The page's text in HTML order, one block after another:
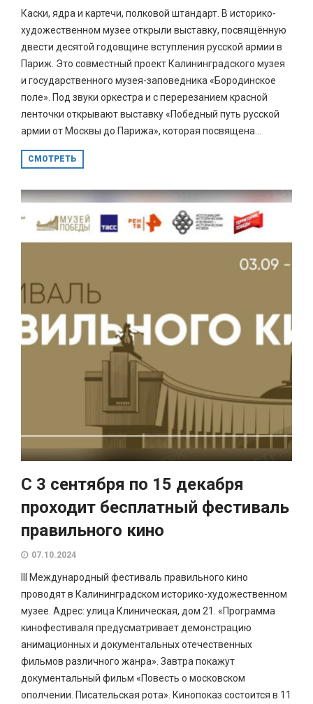
Каски, ядра и картечи, полковой штандарт. В историко-
художественном музее открыли выставку, посвящённую
двести десятой годовщине вступления русской армии в
Париж. Это совместный проект Калининградского музея
и государственного музея-заповедника «Бородинское
поле». Под звуки оркестра и с перерезанием красной
ленточки открывают выставку «Победный путь русской
армии от Москвы до Парижа», которая посвящена...
СМОТРЕТЬ
С 3 сентября по 15 декабря
проходит бесплатный фестиваль
правильного кино
07.10.2024
III Международный фестиваль правильного кино
проводят в Калининградском историко-художественном
музее. Адрес: улица Клиническая, дом 21. «Программа
кинофестиваля предусматривает демонстрацию
анимационных и документальных отечественных
фильмов различного жанра». Завтра покажут
документальный фильм «Повесть о московском
ополчении. Писательская рота». Кинопоказ состоится в 11